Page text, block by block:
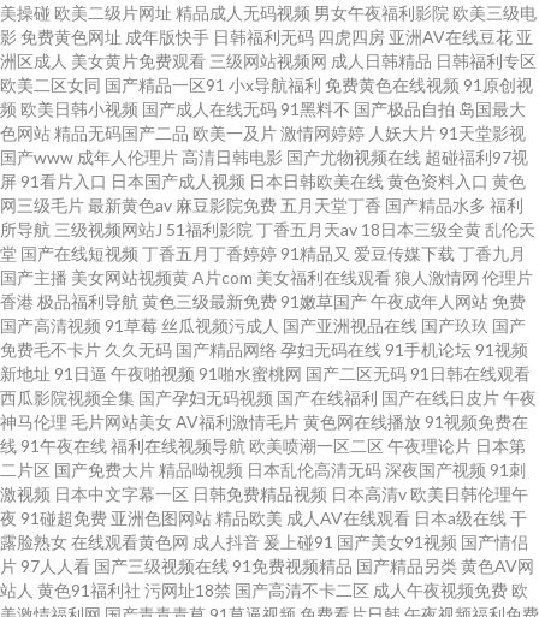
美操碰 欧美二级片网址 精品成人无码视频 男女午夜福利影院 欧美三级电
影 免费黄色网址 成年版快手 日韩福利无码 四虎四房 亚洲AV在线豆花 亚
洲区成人 美女黄片免费观看 三级网站视频网 成人日韩精品 日韩福利专区
欧美二区女同 国产精品一区91 小x导航福利 免费黄色在线视频 91原创视
频 欧美日韩小视频 国产成人在线无码 91黑料不 国产极品自拍 岛国最大
色网站 精品无码国产二品 欧美一及片激情网婷婷 人妖大片 91天堂影视
国产www 成年人伦理片 高清日韩电影 国产尤物视频在线 超碰福利97视
屏 91看片入口 日本国产成人视频 日本日韩欧美在线黄色资料入口 黄色
网三级毛片最新黄色av 麻豆影院免费 五月天堂丁香 国产精品水多 福利
所导航 三级视频网站J 51福利影院 丁香五月天av 18日本三级全黄乱伦天
堂 国产在线短视频 丁香五月丁香婷婷 91精品又 爱豆传媒下载 丁香九月
国产主播 美女网站视频黄A片com 美女福利在线观看狼人激情网 伦理片
香港 极品福利导航 黄色三级最新免费 91嫩草国产午夜成年人网站 免费
国产高清视频 91草莓 丝瓜视频污成人 国产亚洲视品在线 国产玖玖 国产
免费毛不卡片 久久无码 国产精品网络 孕妇无码在线 91手机论坛 91视频
新地址 91日逼 午夜啪视频 91啪水蜜桃网 国产二区无码 91日韩在线观看
西瓜影院视频全集 国产孕妇无码视频 国产在线福利 国产在线日皮片午夜
神马伦理 毛片网站美女AV福利激情毛片黄色网在线播放 91视频免费在
线 91午夜在线福利在线视频导航 欧美喷潮一区二区 午夜理论片 日本第
二片区 国产免费大片 精品呦视频 日本乱伦高清无码深夜国产视频 91刺
激视频 日本中文字幕一区 日韩免费精品视频 日本高清v 欧美日韩伦理午
夜 91碰超免费 亚洲色图网站 精品欧美 成人AV在线观看 日本a级在线干
露脸熟女在线观看黄色网 成人抖音 爰上碰91 国产美女91视频 国产情侣
片 97人人看 国产三级视频在线 91免费视频精品 国产精品另类黄色AV网
站人 黄色91福利社 污网址18禁 国产高清不卡二区 成人午夜视频免费 欧